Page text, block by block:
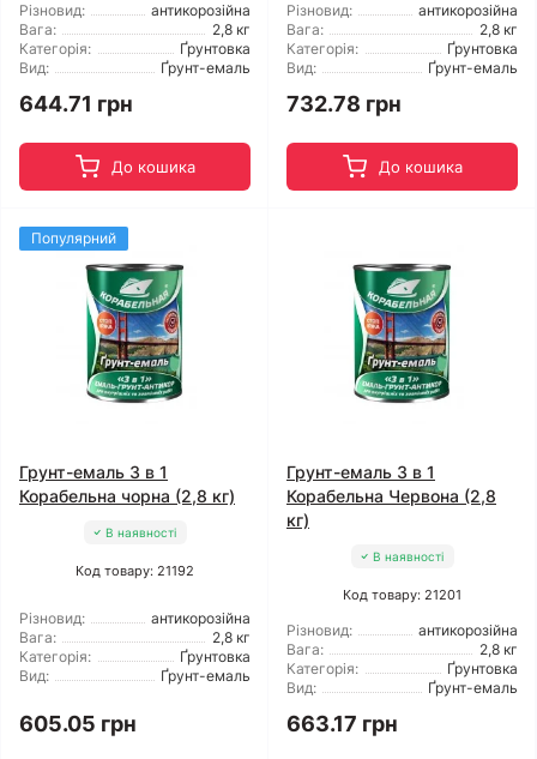
Різновид:
антикорозійна
Вага:
2,8 кг
Категорія:
Ґрунтовка
Вид:
Ґрунт-емаль
644.71 грн
До кошика
Різновид:
антикорозійна
Вага:
2,8 кг
Категорія:
Ґрунтовка
Вид:
Ґрунт-емаль
732.78 грн
До кошика
Популярний
Грунт-емаль 3 в 1
Корабельна чорна (2,8 кг)
В наявності
Код товару: 21192
Різновид:
антикорозійна
Вага:
2,8 кг
Категорія:
Ґрунтовка
Вид:
Ґрунт-емаль
605.05 грн
Грунт-емаль 3 в 1
Корабельна Червона (2,8
кг)
В наявності
Код товару: 21201
Різновид:
антикорозійна
Вага:
2,8 кг
Категорія:
Ґрунтовка
Вид:
Ґрунт-емаль
663.17 грн